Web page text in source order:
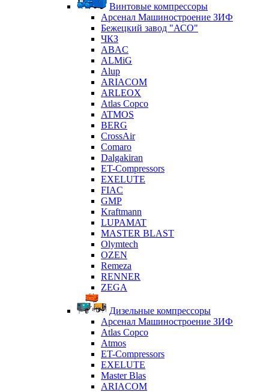
Винтовые компрессоры
Арсенал Машиностроение ЗИФ
Бежецкий завод "АСО"
ЧКЗ
ABAC
ALMiG
Alup
ARIACOM
ARLEOX
Atlas Copco
ATMOS
BERG
CrossAir
Comaro
Dalgakiran
ET-Compressors
EXELUTE
FIAC
GMP
Kraftmann
LUPAMAT
MASTER BLAST
Olymtech
OZEN
Remeza
RENNER
ZEGA
Дизельные компрессоры
Арсенал Машиностроение ЗИФ
Atlas Copco
Atmos
ET-Compressors
EXELUTE
Master Blas
ARIACOM